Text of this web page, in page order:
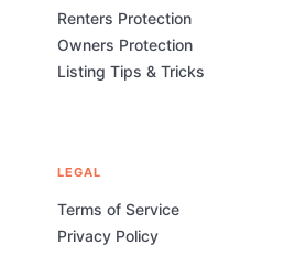
Renters Protection
Owners Protection
Listing Tips & Tricks
LEGAL
Terms of Service
Privacy Policy